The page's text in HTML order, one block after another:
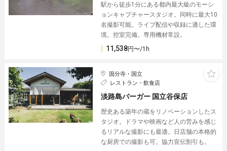
駅から徒歩1分にある都内最大級のモーシ
ョンキャプチャースタジオ。同時に最大10
名撮影可能。ライブ配信や収録に適した環
境。控室完備。専用機材常設。
11,538円〜/1h
国分寺・国立
レストラン・飲食店
淡路島バーガー 国立谷保店
歴史ある築年の蔵をリノベーションしたス
タジオ。ドラマや映画など人の営みを感じ
るリアルな撮影にも最適。日店舗の本格的
な厨房での撮影も可。協力宣伝割引も。